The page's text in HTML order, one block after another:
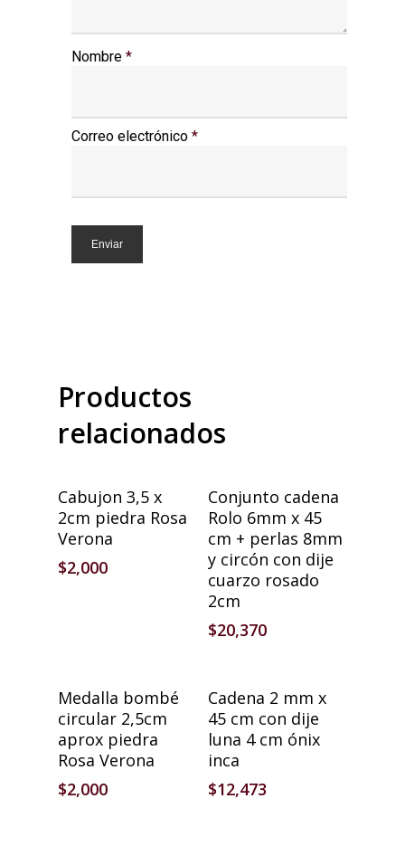
Nombre *
Correo electrónico *
Productos
relacionados
Cabujon 3,5 x
2cm piedra Rosa
Verona
$2,000
Añadir Al Carrito
Conjunto cadena
Rolo 6mm x 45
cm + perlas 8mm
y circón con dije
cuarzo rosado
2cm
$20,370
Añadir Al Carrito
Medalla bombé
circular 2,5cm
aprox piedra
Rosa Verona
$2,000
Cadena 2 mm x
45 cm con dije
luna 4 cm ónix
inca
$12,473